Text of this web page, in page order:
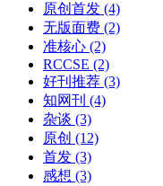
原创首发 (4)
无版面费 (2)
准核心 (2)
RCCSE (2)
好刊推荐 (3)
知网刊 (4)
杂谈 (3)
原创 (12)
首发 (3)
感想 (3)